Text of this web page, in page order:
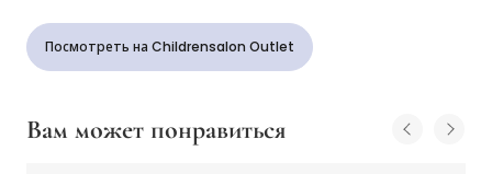
Посмотреть на Childrensalon Outlet
Вам может понравиться